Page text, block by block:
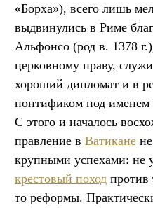
«Борха»), всего лишь
выдвинулись в Риме
Альфонсо (род в. 1378
церковному праву,
хороший дипломат и в
понтификом под
C этого и началось
правление в Ватикане
крупными успехами: не
крестовый поход против
то реформы.